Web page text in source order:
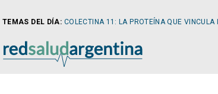
TEMAS DEL DÍA: COLECTINA 11: LA PROTEÍNA QUE VINCULA